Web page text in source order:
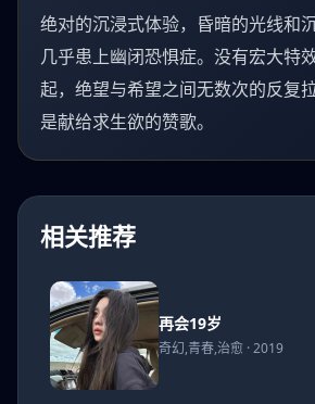
绝对的沉浸式体验，昏暗的光线和
几乎患上幽闭恐惧症。没有宏大特
起，绝望与希望之间无数次的反复
是献给求生欲的赞歌。
相关推荐
再会
19岁
再会19岁
奇幻,青春,治愈 · 2019